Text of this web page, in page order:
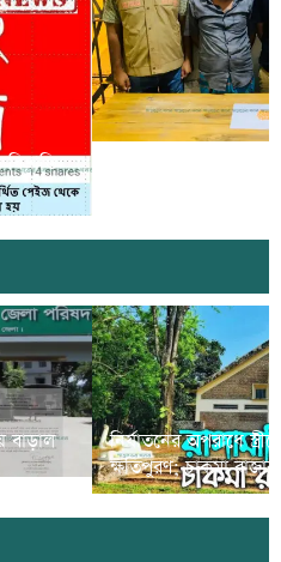
বাড়াল
নির্যাতনের অপরাধে
ক্ষতিপুরণ; চাকমা